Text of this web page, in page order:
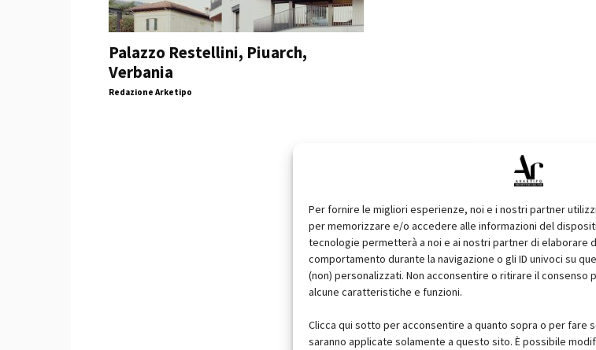
Per fornire le migliori esperienze, noi e i nostri partner
per memorizzare e/o accedere alle informazioni del
tecnologie permetterà a noi e ai nostri partner di elaborare
comportamento durante la navigazione o gli ID univoci su
(non) personalizzati. Non acconsentire o ritirare il consenso
alcune caratteristiche e funzioni.
Clicca qui sotto per acconsentire a quanto sopra o per fare
saranno applicate solamente a questo sito. È possibile
Palazzo Restellini, Piuarch,
Verbania
Redazione Arketipo